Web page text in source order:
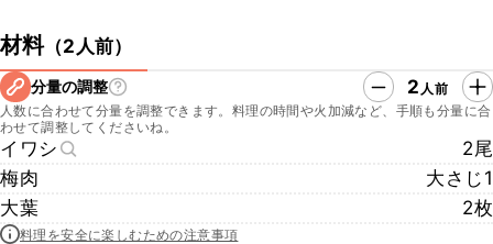
材料（2人前）
分量の調整 2 人前
人数に合わせて分量を調整できます。料理の時間や火加減など、手順も分量に合
わせて調整してくださいね。
イワシ
2尾
梅肉
大さじ1
大葉
2枚
料理を安全に楽しむための注意事項